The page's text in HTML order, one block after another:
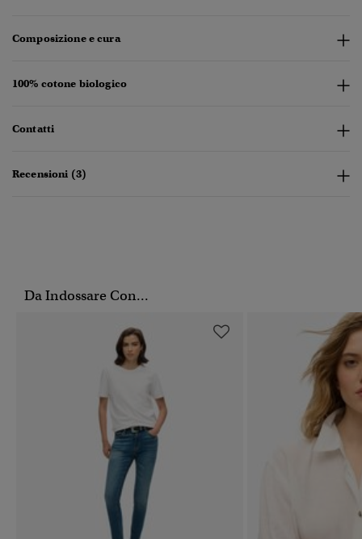
Composizione e cura
100% cotone biologico
Contatti
Recensioni (3)
Da Indossare Con...